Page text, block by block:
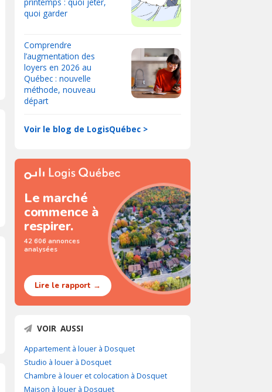
quoi garder
Comprendre
l’augmentation des
loyers en 2026 au
Québec : nouvelle
méthode, nouveau
départ
Voir le blog de LogisQuébec >
Le marché
commence à
respirer.
42 606 annonces
analysées
Lire le rapport →
VOIR AUSSI
Appartement à louer à Dosquet
Studio à louer à Dosquet
Chambre à louer et colocation à Dosquet
Maison à louer à Dosquet